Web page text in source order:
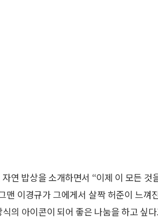
연 밥상을 소개하면서 “이제 이 모든 것
맨 이경규가 그에게서 살짝 허준이 느껴
의 아이콘이 되어 좋은 나눔을 하고 싶